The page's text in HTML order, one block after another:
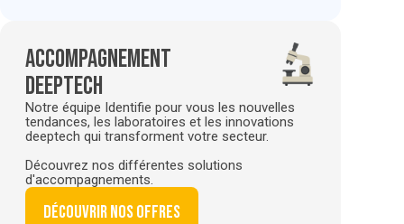
Accompagnement
deeptech
Notre équipe Identifie pour vous les nouvelles
tendances, les laboratoires et les innovations
deeptech qui transforment votre secteur.
Découvrez nos différentes solutions
d'accompagnements.
Découvrir nos offres